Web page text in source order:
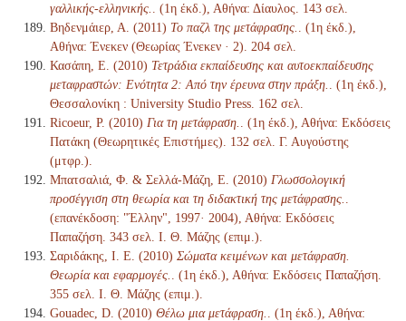
γαλλικής-ελληνικής.
. (1η έκδ.), Αθήνα: Δίαυλος. 143 σελ.
Βηδενμάιερ, Α. (2011) Το παζλ της μετάφρασης.
. (1η έκδ.),
Αθήνα: Ένεκεν (Θεωρίας Ένεκεν · 2). 204 σελ.
Κασάπη, Ε. (2010) Τετράδια εκπαίδευσης και αυτοεκπαίδευσης
μεταφραστών: Ενότητα 2: Από την έρευνα στην πράξη.
. (1η έκδ.),
Θεσσαλονίκη : University Studio Press. 162 σελ.
Ricoeur, P. (2010) Για τη μετάφραση.
. (1η έκδ.), Αθήνα: Εκδόσεις
Πατάκη (Θεωρητικές Επιστήμες). 132 σελ. Γ. Αυγούστης
(μτφρ.).
Μπατσαλιά, Φ. & Σελλά-Μάζη, Ε. (2010) Γλωσσολογική
προσέγγιση στη θεωρία και τη διδακτική της μετάφρασης.
(επανέκδοση: "Έλλην", 1997· 2004), Αθήνα: Εκδόσεις
Παπαζήση. 343 σελ. Ι. Θ. Μάζης (επιμ.).
Σαριδάκης, Ι. Ε. (2010) Σώματα κειμένων και μετάφραση.
Θεωρία και εφαρμογές.
. (1η έκδ.), Αθήνα: Εκδόσεις Παπαζήση.
355 σελ. Ι. Θ. Μάζης (επιμ.).
Gouadec, D. (2010) Θέλω μια μετάφραση.
. (1η έκδ.), Αθήνα: